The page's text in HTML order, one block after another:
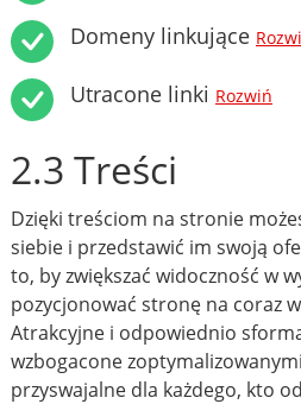
Domeny linkujące
Utracone linki Rozwiń
2.3 Treści
Dzięki treściom na stronie
siebie i przedstawić im swoją
to, by zwiększać widoczność w
pozycjonować stronę na coraz
Atrakcyjne i odpowiednio
wzbogacone
przyswajalne dla każdego, kto